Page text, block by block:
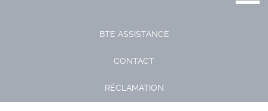
BTE ASSISTANCE
CONTACT
RÉCLAMATION